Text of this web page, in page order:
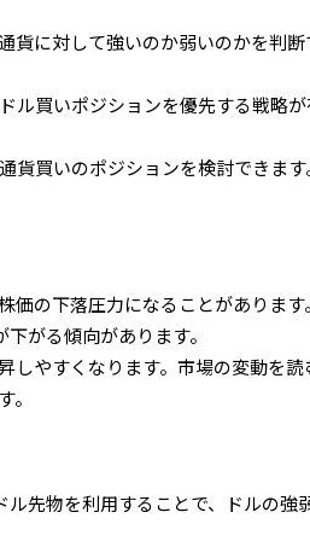
貨に対して強いのか弱いのかを判断
ル買いポジションを優先する戦略
買いのポジションを検討できます
価の下落圧力になることがあります
がる傾向があります。
しやすくなります。市場の変動を読
。
先物を利用することで、ドルの強